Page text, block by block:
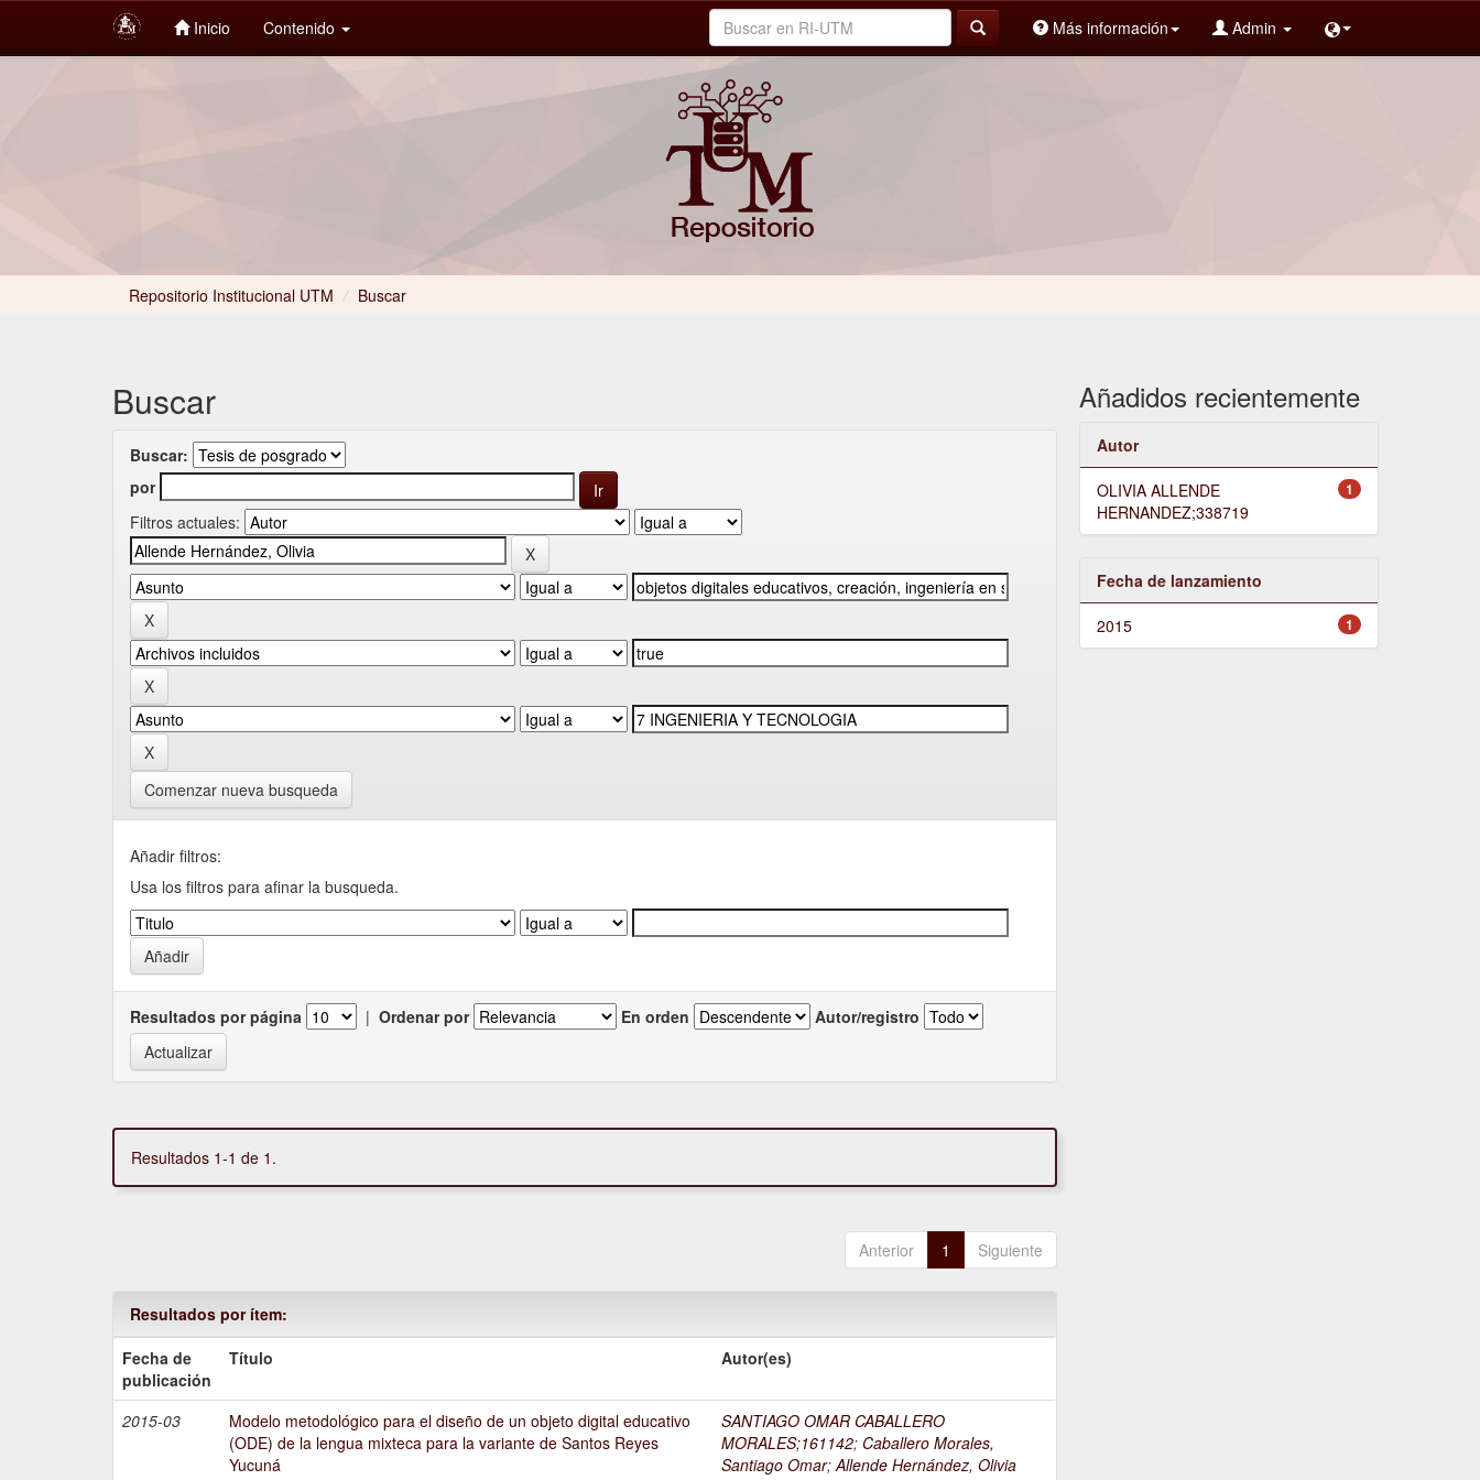
Inicio Contenido Más información Admin
Repositorio Institucional UTM / Buscar
Buscar
Buscar:
por
Filtros actuales:
Comenzar nueva busqueda
Añadir filtros:
Usa los filtros para afinar la busqueda.
Resultados por página | Ordenar por En orden Autor/registro
Resultados 1-1 de 1.
Anterior 1 Siguiente
Resultados por ítem:
Fecha de
publicación
Título Autor(es)
2015-03
Modelo metodológico para el diseño de un objeto digital educativo
(ODE) de la lengua mixteca para la variante de Santos Reyes
Yucuná
SANTIAGO OMAR CABALLERO
MORALES;161142; Caballero Morales,
Santiago Omar;Allende Hernández, Olivia
Añadidos recientemente
Autor
1
OLIVIA ALLENDE
HERNANDEZ;338719
Fecha de lanzamiento
1
2015